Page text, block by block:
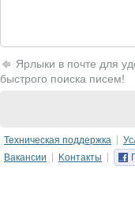
Ярлыки в почте для
быстрого поиска писем!
Техническая поддержка
Вакансии
Kонтакты